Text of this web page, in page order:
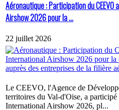
Aéronautique : Participation du
Airshow 2026 pour la ...
22 juillet 2026
Le CEEVO, l'Agence de
territoires du Val-d'Oise, a
International Airshow 2026, pl...